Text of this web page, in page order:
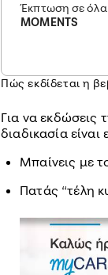
Έκπτωση σε
MOMENTS
Πώς εκδίδεται η
Για να εκδώσεις
διαδικασία είναι
Μπαίνεις με
Πατάς “τέλη